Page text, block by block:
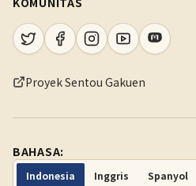
Proyek Sentou Gakuen
BAHASA:
Indonesia Inggris Spanyol